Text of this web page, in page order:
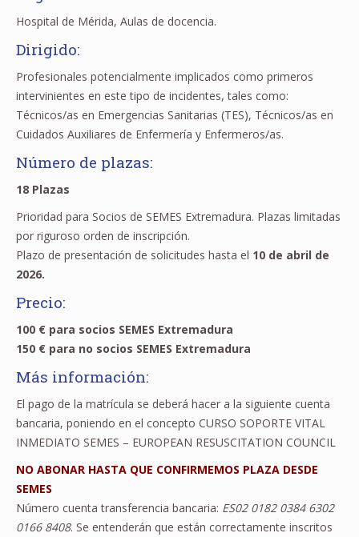
Hospital de Mérida, Aulas de docencia.
Dirigido:
Profesionales potencialmente implicados como primeros
intervinientes en este tipo de incidentes, tales como:
Técnicos/as en Emergencias Sanitarias (TES), Técnicos/as en
Cuidados Auxiliares de Enfermería y Enfermeros/as.
Número de plazas:
18 Plazas
Prioridad para Socios de SEMES Extremadura. Plazas limitadas
por riguroso orden de inscripción.
Plazo de presentación de solicitudes hasta el 10 de abril de
2026.
Precio:
100 € para socios SEMES Extremadura
150 € para no socios SEMES Extremadura
Más información:
El pago de la matrícula se deberá hacer a la siguiente cuenta
bancaria, poniendo en el concepto CURSO SOPORTE VITAL
INMEDIATO SEMES – EUROPEAN RESUSCITATION COUNCIL
NO ABONAR HASTA QUE CONFIRMEMOS PLAZA DESDE
SEMES
Número cuenta transferencia bancaria: ES02 0182 0384 6302
0166 8408. Se entenderán que están correctamente inscritos